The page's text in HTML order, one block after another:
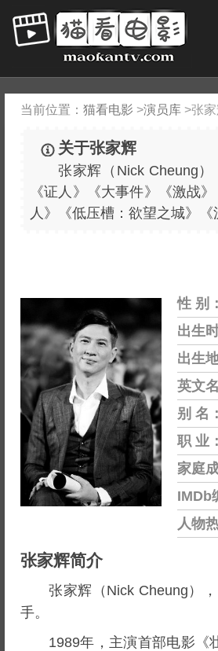
当前位置： 猫看电影 >演员库 >张
关于张家辉
张家辉（Nick Cheung
《证人》《大事件》《激战
人》《低压槽：欲望之城》
性 别：
出生
出生
英文
别 名：
职 业：
家庭
IMDb
人物
张家辉简介
张家辉（Nick Cheung）
手。
1989年，主演首部电影《